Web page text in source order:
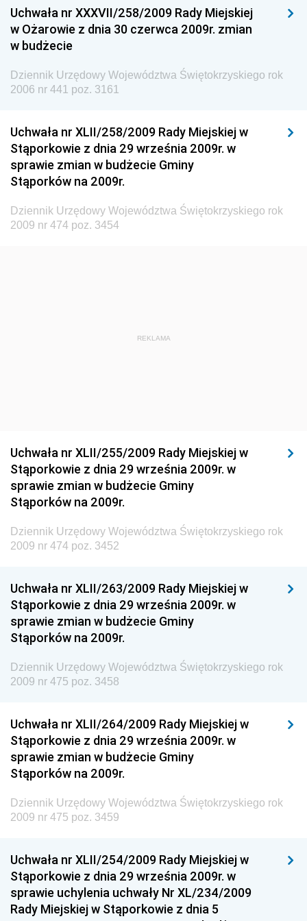
Dziennik Urzędowy Ministra Pracy i Polityki
Społecznej
Dziennik Urzędowy Urzędu Lotnictwa Cywilnego
Dziennik Urzędowy Ministerstwa Hutnictwa i
Przemysłu Maszynowego
Dziennik Urzędowy Ministerstwa Zdrowia i Opieki
Społecznej
Dziennik Urzędowy Ministerstwa Rolnictwa, Leśnictwa
i Gospodarki Żywnościowej
Dziennik Urzędowy Głównego Inspektora Ochrony
Dziennik Urzędowy Ministra Budownictwa i Przemysłu
Materiałów Budowlanych
Dziennik Urzędowy Ministra Infrastruktury i Rozwoju
Dziennik Urzędowy Głównego Inspektoratu Ochrony
Środowiska
Dziennik Urzędowy Generalnej Dyrekcji Ochrony
Dziennik Urzędowy Ministerstwa Administracji,
Gospodarki Terenowej i Ochrony Środowiska
Dziennik Urzędowy Ministerstwa Administracji i
Gospodarki Przestrzennej
Dziennik Urzędowy Unii Europejskiej, L
Dziennik Urzędowy Ministerstwa Przemysłu
Chemicznego i Lekkiego
Dziennik Urzędowy Ministerstwa Rolnictwa i
Gospodarki Żywnościowej
Dziennik Urzędowy Ministra Rodziny, Pracy i Polityki
Społecznej
Dziennik Urzędowy Ministra Rozwoju
Dziennik Urzędowy Ministra Infrastruktury i
Budownictwa
Uchwała nr XXXVII/258/2009 Rady Miejskiej
w Ożarowie z dnia 30 czerwca 2009r. zmian
w budżecie
Dziennik Urzędowy Województwa Świętokrzyskiego rok
2006 nr 441 poz. 3161
Uchwała nr XLII/258/2009 Rady Miejskiej w
Stąporkowie z dnia 29 września 2009r. w
sprawie zmian w budżecie Gminy
Stąporków na 2009r.
Dziennik Urzędowy Województwa Świętokrzyskiego rok
2009 nr 474 poz. 3454
REKLAMA
Uchwała nr XLII/255/2009 Rady Miejskiej w
Stąporkowie z dnia 29 września 2009r. w
sprawie zmian w budżecie Gminy
Stąporków na 2009r.
Dziennik Urzędowy Województwa Świętokrzyskiego rok
2009 nr 474 poz. 3452
Uchwała nr XLII/263/2009 Rady Miejskiej w
Stąporkowie z dnia 29 września 2009r. w
sprawie zmian w budżecie Gminy
Stąporków na 2009r.
Dziennik Urzędowy Województwa Świętokrzyskiego rok
2009 nr 475 poz. 3458
Uchwała nr XLII/264/2009 Rady Miejskiej w
Stąporkowie z dnia 29 września 2009r. w
sprawie zmian w budżecie Gminy
Stąporków na 2009r.
Dziennik Urzędowy Województwa Świętokrzyskiego rok
2009 nr 475 poz. 3459
Uchwała nr XLII/254/2009 Rady Miejskiej w
Stąporkowie z dnia 29 września 2009r. w
sprawie uchylenia uchwały Nr XL/234/2009
Rady Miejskiej w Stąporkowie z dnia 5